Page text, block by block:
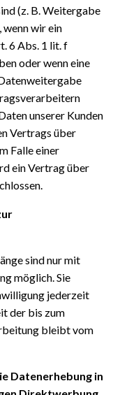
(z. B. Weitergabe
wenn wir ein
6 Abs. 1 lit. f
oder wenn eine
unserer Kunden
Vertrags über
Falle einer
ein Vertrag über
sind nur mit
möglich. Sie
jederzeit
der bis zum
bleibt vom
Datenerhebung in